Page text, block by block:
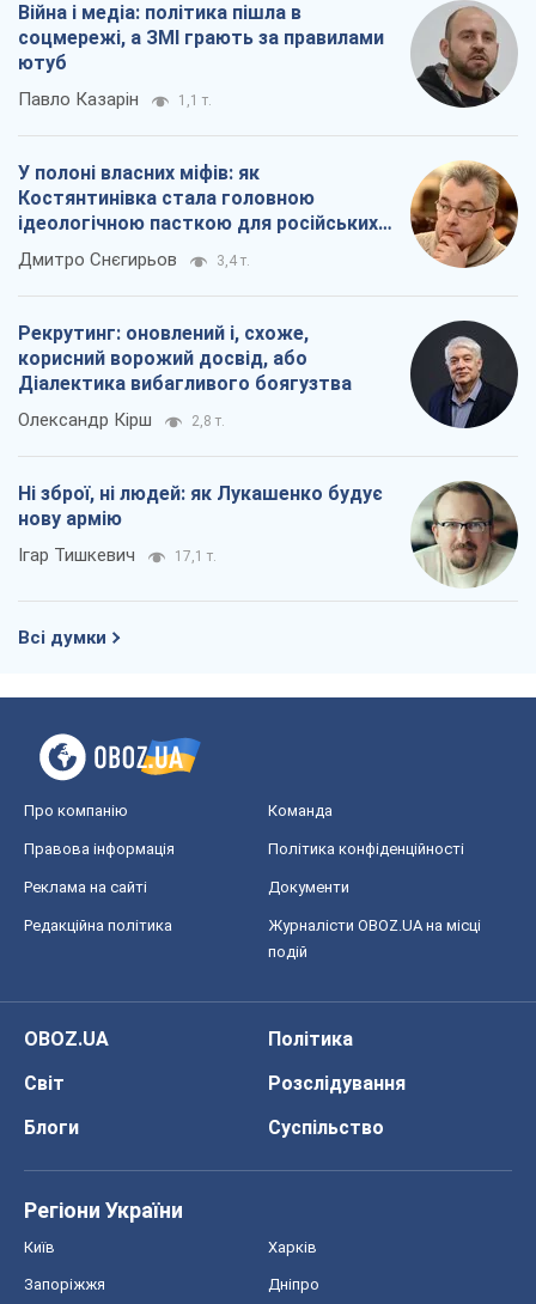
Війна і медіа: політика пішла в
соцмережі, а ЗМІ грають за правилами
ютуб
Павло Казарін 1,1 т.
У полоні власних міфів: як
Костянтинівка стала головною
ідеологічною пасткою для російських
окупантів
Дмитро Снєгирьов 3,4 т.
Рекрутинг: оновлений і, схоже,
корисний ворожий досвід, або
Діалектика вибагливого боягузтва
Олександр Кірш 2,8 т.
Ні зброї, ні людей: як Лукашенко будує
нову армію
Ігар Тишкевич 17,1 т.
Всі думки
Про компанію Команда
Правова інформація Політика конфіденційності
Реклама на сайті Документи
Редакційна політика
Журналісти OBOZ.UA на місці
подій
OBOZ.UA
Політика
Світ
Розслідування
Блоги
Суспільство
Регіони України
Київ Харків
Запоріжжя Дніпро